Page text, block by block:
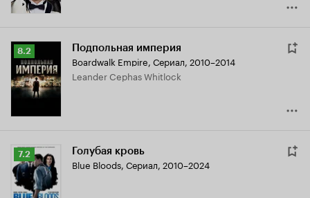
Рейтинг
Кинопоиска
8.2
8.2 Подпольная империя
Boardwalk Empire, Сериал, 2010–2014
Leander Cephas Whitlock
Рейтинг
Кинопоиска
7.2
7.2 Голубая кровь
Blue Bloods, Сериал, 2010–2024